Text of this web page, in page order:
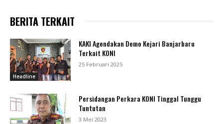
BERITA TERKAIT
Headline
KAKI Agendakan Demo Kejari Banjarbaru
Terkait KONI
25 Februari 2025
Persidangan Perkara KONI Tinggal Tunggu
Tuntutan
3 Mei 2023